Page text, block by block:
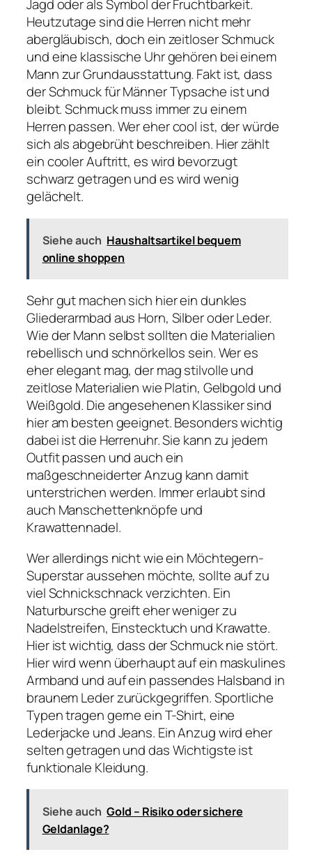
Jagd oder als Symbol der Fruchtbarkeit.
Heutzutage sind die Herren nicht mehr
abergläubisch, doch ein zeitloser Schmuck
und eine klassische Uhr gehören bei einem
Mann zur Grundausstattung. Fakt ist, dass
der Schmuck für Männer Typsache ist und
bleibt. Schmuck muss immer zu einem
Herren passen. Wer eher cool ist, der würde
sich als abgebrüht beschreiben. Hier zählt
ein cooler Auftritt, es wird bevorzugt
schwarz getragen und es wird wenig
gelächelt.
Siehe auch Haushaltsartikel bequem
online shoppen
Sehr gut machen sich hier ein dunkles
Gliederarmbad aus Horn, Silber oder Leder.
Wie der Mann selbst sollten die Materialien
rebellisch und schnörkellos sein. Wer es
eher elegant mag, der mag stilvolle und
zeitlose Materialien wie Platin, Gelbgold und
Weißgold. Die angesehenen Klassiker sind
hier am besten geeignet. Besonders wichtig
dabei ist die Herrenuhr. Sie kann zu jedem
Outfit passen und auch ein
maßgeschneiderter Anzug kann damit
unterstrichen werden. Immer erlaubt sind
auch Manschettenknöpfe und
Krawattennadel.
Wer allerdings nicht wie ein Möchtegern-
Superstar aussehen möchte, sollte auf zu
viel Schnickschnack verzichten. Ein
Naturbursche greift eher weniger zu
Nadelstreifen, Einstecktuch und Krawatte.
Hier ist wichtig, dass der Schmuck nie stört.
Hier wird wenn überhaupt auf ein maskulines
Armband und auf ein passendes Halsband in
braunem Leder zurückgegriffen. Sportliche
Typen tragen gerne ein T-Shirt, eine
Lederjacke und Jeans. Ein Anzug wird eher
selten getragen und das Wichtigste ist
funktionale Kleidung.
Siehe auch Gold – Risiko oder sichere
Geldanlage?